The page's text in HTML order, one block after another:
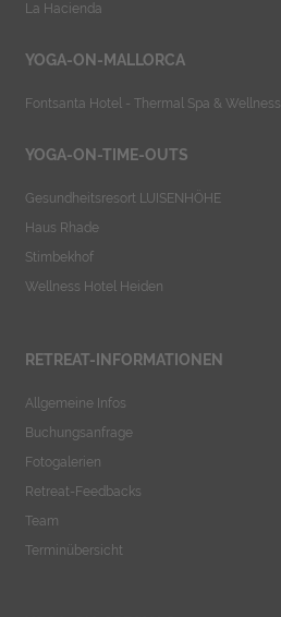
La Hacienda
YOGA-ON-MALLORCA
Fontsanta Hotel - Thermal Spa & Wellness
YOGA-ON-TIME-OUTS
Gesundheitsresort LUISENHÖHE
Haus Rhade
Stimbekhof
Wellness Hotel Heiden
RETREAT-INFORMATIONEN
Allgemeine Infos
Buchungsanfrage
Fotogalerien
Retreat-Feedbacks
Team
Terminübersicht